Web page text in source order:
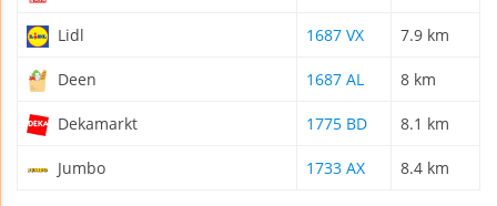
Lidl 1687 VX 7.9 km
Deen 1687 AL 8 km
Dekamarkt 1775 BD 8.1 km
Jumbo 1733 AX 8.4 km